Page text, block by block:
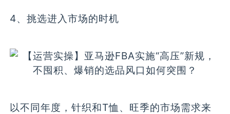
4、挑选进入市场的时机
以不同年度，针织和T恤、旺季的市场需求来